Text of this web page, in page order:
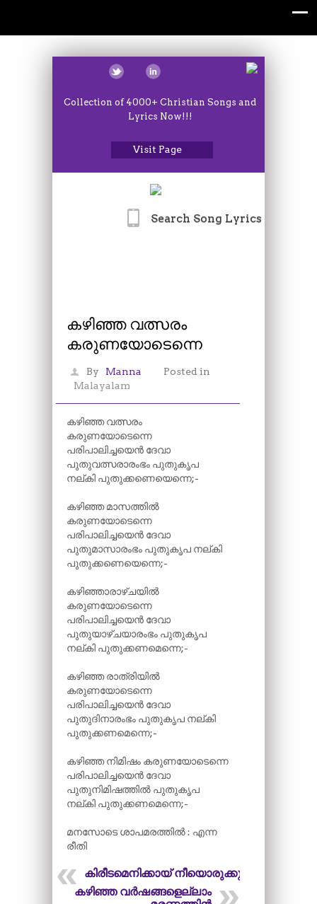
Collection of 4000+ Christian Songs and
Lyrics Now!!!
Visit Page
Search Song Lyrics
കഴിഞ്ഞ വത്സരം
കരുണയോടെന്നെ
By Manna
Posted in
Malayalam
കഴിഞ്ഞ വത്സരം
കരുണയോടെന്നെ
പരിപാലിച്ചയെൻ ദേവാ
പുതുവത്സരാരംഭം പുതുകൃപ
നല്കി പുതുക്കണെയെന്നെ;-
കഴിഞ്ഞ മാസത്തിൽ
കരുണയോടെന്നെ
പരിപാലിച്ചയെൻ ദേവാ
പുതുമാസാരംഭം പുതുകൃപ നല്കി
പുതുക്കണെയെന്നെ;-
കഴിഞ്ഞാരാഴ്ചയിൽ
കരുണയോടെന്നെ
പരിപാലിച്ചയെൻ ദേവാ
പുതുയാഴ്ചയാരംഭം പുതുകൃപ
നല്കി പുതുക്കണമെന്നെ;-
കഴിഞ്ഞ രാത്രിയിൽ
കരുണയോടെന്നെ
പരിപാലിച്ചയെൻ ദേവാ
പുതുദിനാരംഭം പുതുകൃപ നല്കി
പുതുക്കണമെന്നെ;-
കഴിഞ്ഞ നിമിഷം കരുണയോടെന്നെ
പരിപാലിച്ചയെൻ ദേവാ
പുതുനിമിഷത്തിൽ പുതുകൃപ
നല്കി പുതുക്കണമെന്നെ;-
മനസോടെ ശാപമരത്തിൽ : എന്ന
രീതി
കിരീടമെനിക്കായ് നീയൊരുക്കും
കഴിഞ്ഞ വർഷങ്ങളെല്ലാം